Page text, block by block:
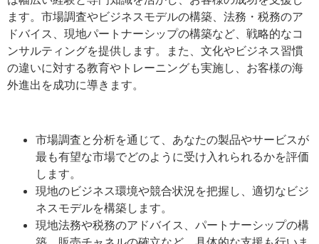
ます。市場調査やビジネスモデルの構築、法務・税務のア
ドバイス、現地パートナーシップの構築など、戦略的なコ
ンサルティングを提供します。また、文化やビジネス習慣
の違いに対する教育やトレーニングも実施し、お客様の海
外進出を成功に導きます。
市場調査と分析を通じて、あなたの製品やサービスが
最も有望な市場でどのように受け入れられるかを評価
します。
現地のビジネス環境や競合状況を把握し、適切なビジ
ネスモデルを構築します。
現地法務や税務のアドバイス、パートナーシップの構